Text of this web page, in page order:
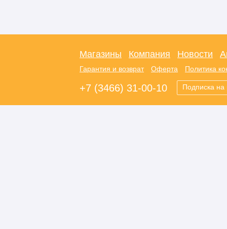
Магазины Компания Новости
Гарантия и возврат Оферта Политика
+7 (3466) 31-00-10 Подписка на